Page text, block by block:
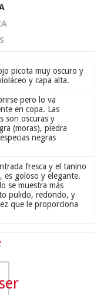
picota muy oscuro y
y capa alta.
pero lo va
en copa. Las
son oscuras y
(moras), piedra
negras
fresca y el tanino
es goloso y elegante.
se muestra más
pulido, redondo, y
que le proporciona